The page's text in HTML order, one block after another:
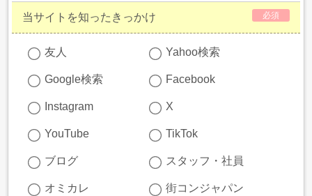
当サイトを知ったきっかけ 必須
友人 Yahoo検索
Google検索 Facebook
Instagram X
YouTube TikTok
ブログ スタッフ・社員
オミカレ 街コンジャパン